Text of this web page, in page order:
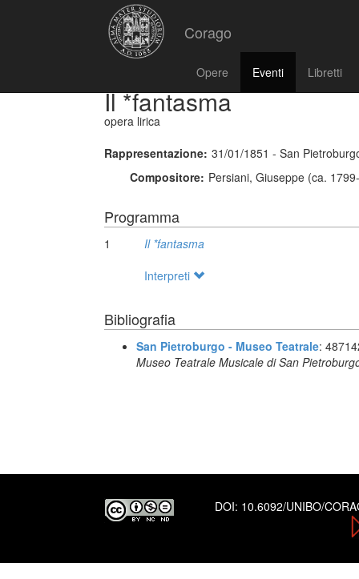
Corago
Opere Eventi Libretti
Il *fantasma
opera lirica
Rappresentazione: 31/01/1851 - San
Compositore: Persiani, Giuseppe (ca.
Programma
1
Il *fantasma
Interpreti
Bibliografia
San Pietroburgo - Museo Teatrale:
Museo Teatrale Musicale di San
DOI: 10.6092/UNIBO/